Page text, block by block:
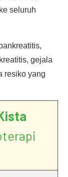
seluruh
gejala
resiko yang